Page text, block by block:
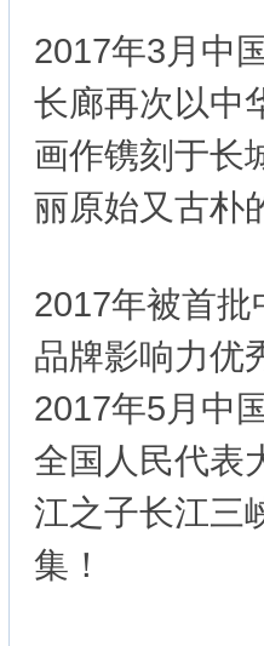
2017年3月中
长廊再次以中
画作镌刻于长
丽原始又古朴
2017年被首批
品牌影响力优
2017年5月中
全国人民代表
江之子长江三
集！